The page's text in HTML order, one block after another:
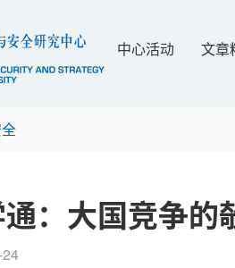
中心活动 文章
：大国竞争的